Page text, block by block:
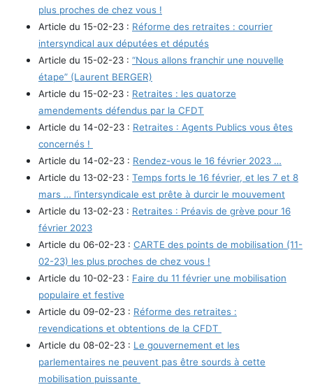
plus proches de chez vous !
Article du 15-02-23 : Réforme des retraites : courrier
intersyndical aux députées et députés
Article du 15-02-23 : “Nous allons franchir une nouvelle
étape” (Laurent BERGER)
Article du 15-02-23 : Retraites : les quatorze
amendements défendus par la CFDT
Article du 14-02-23 : Retraites : Agents Publics vous êtes
concernés !
Article du 14-02-23 : Rendez-vous le 16 février 2023 …
Article du 13-02-23 : Temps forts le 16 février, et les 7 et 8
mars … l’intersyndicale est prête à durcir le mouvement
Article du 13-02-23 : Retraites : Préavis de grève pour 16
février 2023
Article du 06-02-23 : CARTE des points de mobilisation (11-
02-23) les plus proches de chez vous !
Article du 10-02-23 : Faire du 11 février une mobilisation
populaire et festive
Article du 09-02-23 : Réforme des retraites :
revendications et obtentions de la CFDT
Article du 08-02-23 : Le gouvernement et les
parlementaires ne peuvent pas être sourds à cette
mobilisation puissante